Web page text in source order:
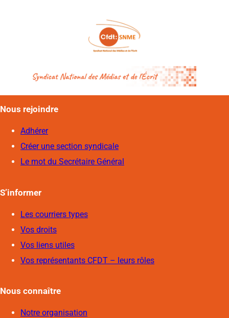
Nous rejoindre
Adhérer
Créer une section syndicale
Le mot du Secrétaire Général
S’informer
Les courriers types
Vos droits
Vos liens utiles
Vos représentants CFDT – leurs rôles
Nous connaître
Notre organisation